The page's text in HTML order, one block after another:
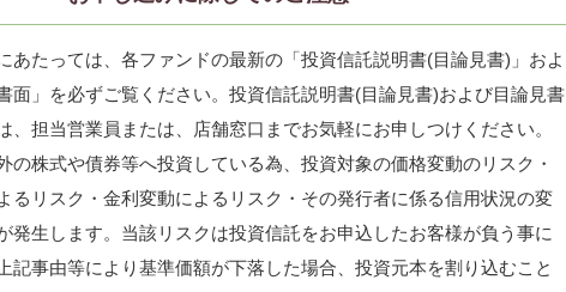
あたっては、各ファンドの最新の「投資信託説明書(目論見書)」およ
面」を必ずご覧ください。投資信託説明書(目論見書)および目論見書
、担当営業員または、店舗窓口までお気軽にお申しつけください。
の株式や債券等へ投資している為、投資対象の価格変動のリスク・
るリスク・金利変動によるリスク・その発行者に係る信用状況の変
発生します。当該リスクは投資信託をお申込したお客様が負う事に
記事由等により基準価額が下落した場合、投資元本を割り込むこと